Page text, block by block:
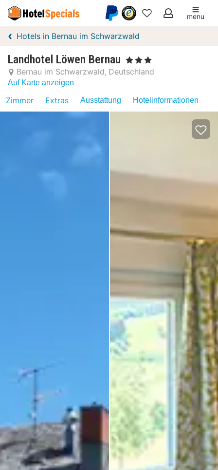
Meine
menu
Hotels in Bernau im Schwarzwald
Landhotel Löwen Bernau , 3 Sterne
Bernau im Schwarzwald Deutschland
Auf Karte anzeigen
Zimmer Extras Ausstattung Hotelinformationen